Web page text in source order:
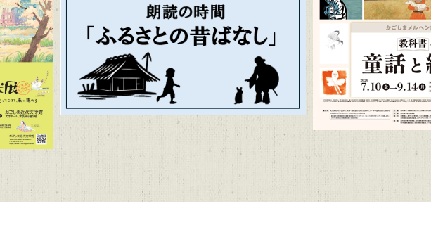
ま近代文学館 企画展「Let’s go to the mountains！～作家×山～」（12/9～R9/6/21）
ま近代文学館 テーマ展「向田邦子日本を旅する～Bon Voyage～」（11/1～R9/3/15）